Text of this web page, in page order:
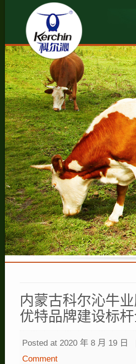
内蒙古科尔沁牛
优特品牌建设标
Posted at 2020 年 8 月 19 日
Comment